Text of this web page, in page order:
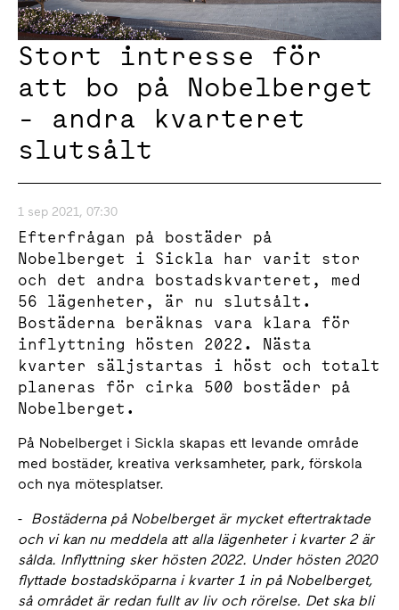
Stort intresse för
att bo på Nobelberget
- andra kvarteret
slutsålt
1 sep 2021, 07:30
Efterfrågan på bostäder på
Nobelberget i Sickla har varit stor
och det andra bostadskvarteret, med
56 lägenheter, är nu slutsålt.
Bostäderna beräknas vara klara för
inflyttning hösten 2022. Nästa
kvarter säljstartas i höst och totalt
planeras för cirka 500 bostäder på
Nobelberget.
På Nobelberget i Sickla skapas ett levande område
med bostäder, kreativa verksamheter, park, förskola
och nya mötesplatser.
- Bostäderna på Nobelberget är mycket eftertraktade
och vi kan nu meddela att alla lägenheter i kvarter 2 är
sålda. Inflyttning sker hösten 2022. Under hösten 2020
flyttade bostadsköparna i kvarter 1 in på Nobelberget,
så området är redan fullt av liv och rörelse. Det ska bli